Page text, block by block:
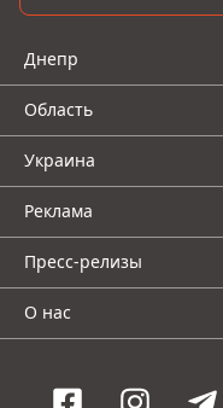
Днепр
Область
Украина
Реклама
Пресс-релизы
О нас